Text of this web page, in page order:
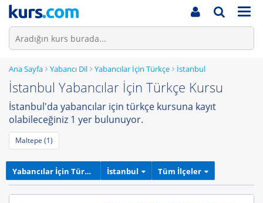
Ana Sayfa Yabancı Dil Yabancılar İçin Türkçe İstanbul
İstanbul Yabancılar İçin Türkçe Kursu
İstanbul'da yabancılar için türkçe kursuna kayıt
olabileceğiniz 1 yer bulunuyor.
Maltepe (1)
Yabancılar İçin Türkçe İstanbul Tüm İlçeler